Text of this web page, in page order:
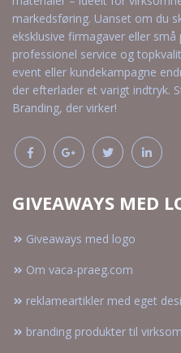
markedsføring. Uanset om du
eksklusive firmagaver eller
professionel service og
event eller kundekampagne
der efterlader et varigt indtryk.
Branding, der virker!
GIVEAWAYS MED
Giveaways med logo
Om vaca-praeg.com
reklameartikler med eget
branding produkter til